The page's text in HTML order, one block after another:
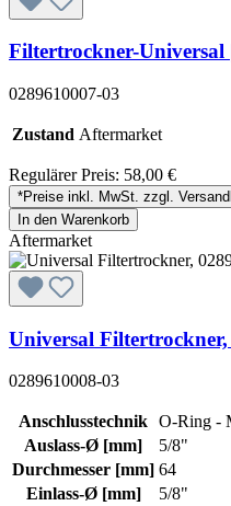
Filtertrockner-Universal
0289610007-03
Zustand Aftermarket
Regulärer Preis: 58,00 €
*Preise inkl. MwSt. zzgl.
In den Warenkorb
Aftermarket
Universal Filtertrockner,
0289610008-03
Anschlusstechnik O-Ring -
Auslass-Ø [mm]
5/8"
Durchmesser [mm] 64
Einlass-Ø [mm]
5/8"